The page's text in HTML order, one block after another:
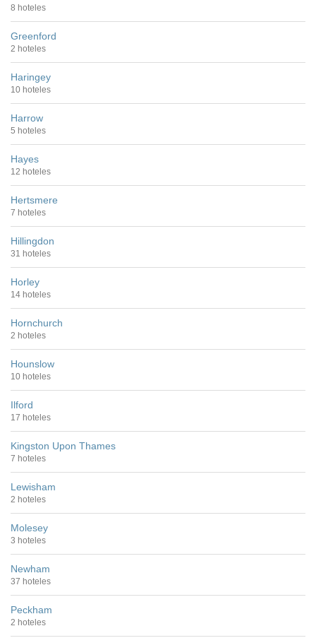
8 hoteles
Greenford
2 hoteles
Haringey
10 hoteles
Harrow
5 hoteles
Hayes
12 hoteles
Hertsmere
7 hoteles
Hillingdon
31 hoteles
Horley
14 hoteles
Hornchurch
2 hoteles
Hounslow
10 hoteles
Ilford
17 hoteles
Kingston Upon Thames
7 hoteles
Lewisham
2 hoteles
Molesey
3 hoteles
Newham
37 hoteles
Peckham
2 hoteles